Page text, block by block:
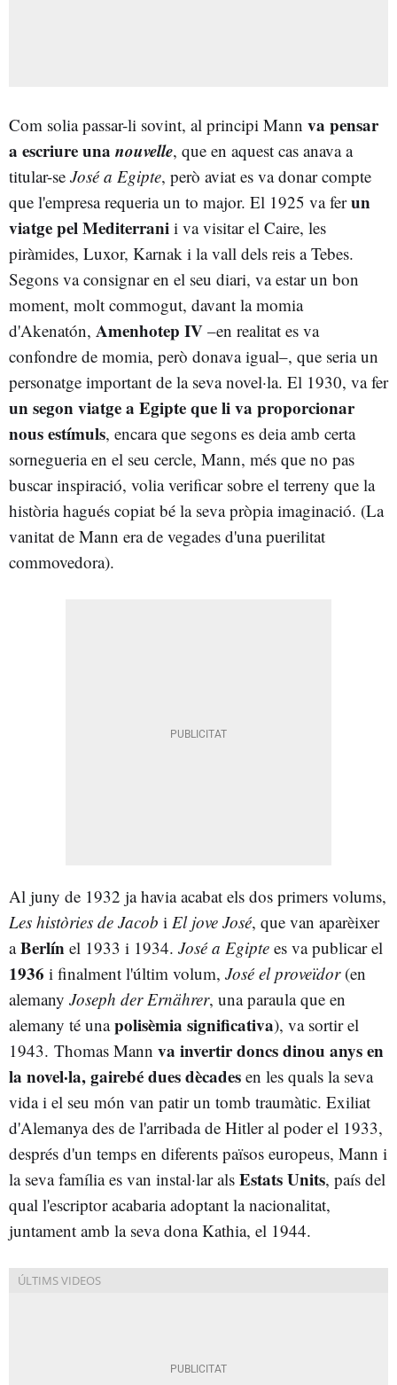
Com solia passar-li sovint, al principi Mann va pensar
a escriure una nouvelle, que en aquest cas anava a
titular-se José a Egipte, però aviat es va donar compte
que l'empresa requeria un to major. El 1925 va ferun
viatge pel Mediterrani i va visitar el Caire, les
piràmides, Luxor, Karnak i la vall dels reis a Tebes.
Segons va consignar en el seu diari, va estar un bon
moment, molt commogut, davant la momia
d'Akenatón, Amenhotep IV –en realitat es va
confondre de momia, però donava igual–, que seria un
personatge important de la seva novel·la. El 1930, va fer
un segon viatge a Egipte que li va proporcionar
nous estímuls, encara que segons es deia amb certa
sornegueria en el seu cercle, Mann, més que no pas
buscar inspiració, volia verificar sobre el terreny que la
història hagués copiat bé la seva pròpia imaginació. (La
vanitat de Mann era de vegades d'una puerilitat
commovedora).
Al juny de 1932 ja havia acabat els dos primers volums,
Les històries de Jacob i El jove José, que van aparèixer
aBerlín el 1933 i 1934. José a Egipte es va publicar el
1936 i finalment l'últim volum, José el proveïdor(en
alemany Joseph der Ernährer, una paraula que en
alemany té unapolisèmia significativa), va sortir el
1943. Thomas Mann va invertir doncs dinou anys en
la novel·la, gairebé dues dècades en les quals la seva
vida i el seu món van patir un tomb traumàtic. Exiliat
d'Alemanya des de l'arribada de Hitler al poder el 1933,
després d'un temps en diferents països europeus, Mann i
la seva família es van instal·lar als Estats Units, país del
qual l'escriptor acabaria adoptant la nacionalitat,
juntament amb la seva dona Kathia, el 1944.